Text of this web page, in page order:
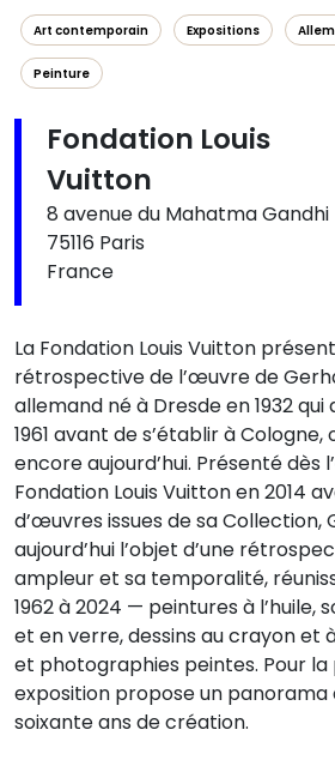
Art contemporain Expositions
Peinture
Fondation Louis
Vuitton
8 avenue du Mahatma Gandhi
75116 Paris
France
La Fondation Louis Vuitton
rétrospective de l’œuvre de
allemand né à Dresde en 1932 qui
1961 avant de s’établir à
encore aujourd’hui. Présenté dès
Fondation Louis Vuitton en 2014
d’œuvres issues de sa
aujourd’hui l’objet d’une
ampleur et sa temporalité,
1962 à 2024 — peintures à l’huile,
et en verre, dessins au crayon et
et photographies peintes. Pour la
exposition propose un
soixante ans de création.